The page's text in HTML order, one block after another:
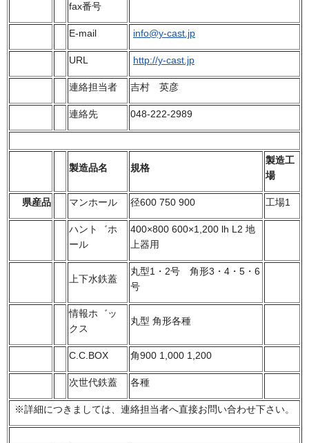
fax番号
E-mail info@y-cast.jp
URL http://y-cast.jp
連絡担当者 吉村 英彦
連絡先 048-222-2989
製造品名 規格
製造工
場
県産品 マンホール 径600 750 900 工場1
ハント゛ホ
ール
400×800 600×1,200 lh L2 地
上器用
上下水鉄蓋
丸型1・2号 角形3・4・5・6
号
情報ホ゛ッ
クス
丸型 角形各種
C.C.BOX 角900 1,000 1,200
次世代鉄蓋 各種
※詳細につきましては、連絡担当者へ直接お問い合わせ下さい。